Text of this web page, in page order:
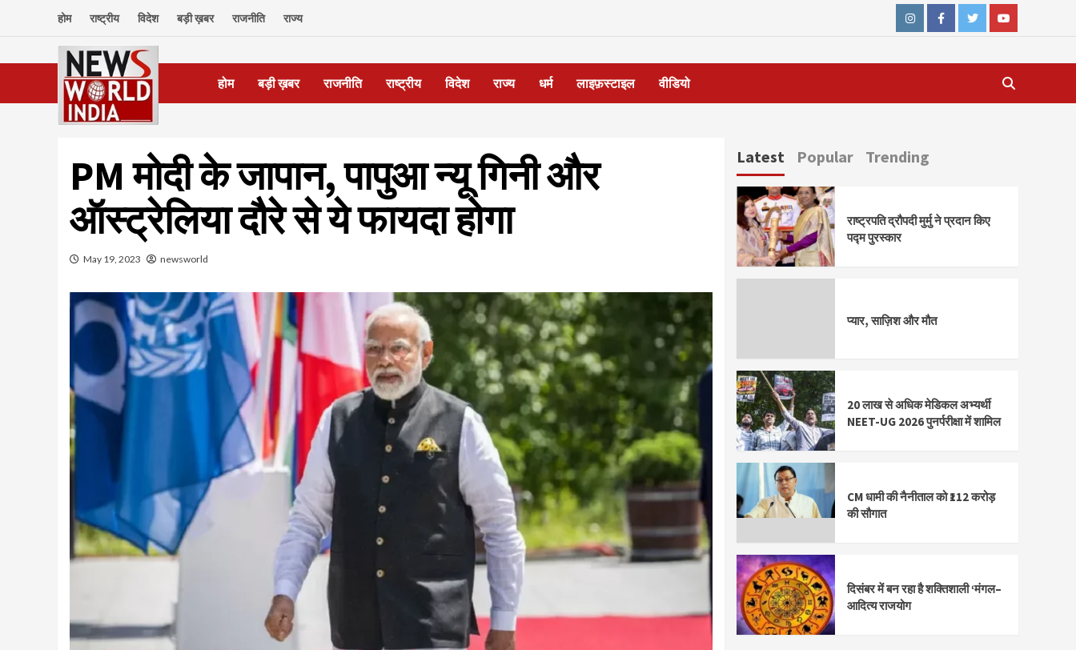
होम राष्ट्रीय विदेश बड़ी ख़बर राजनीति राज्य
InstagramFacebookTwitterYoutube
होम बड़ी ख़बर राजनीति राष्ट्रीय विदेश राज्य धर्म लाइफ़स्टाइल वीडियो
PM मोदी के जापान, पापुआ न्यू गिनी और
ऑस्ट्रेलिया दौरे से ये फायदा होगा
May 19, 2023 newsworld
Latest Popular Trending
राष्ट्रपति द्रौपदी मुर्मु ने प्रदान किए
पद्म पुरस्कार
प्यार, साज़िश और मौत
20 लाख से अधिक मेडिकल अभ्यर्थी
NEET-UG 2026 पुनर्परीक्षा में शामिल
CM धामी की नैनीताल को ₹112 करोड़
की सौगात
दिसंबर में बन रहा है शक्तिशाली ‘मंगल–
आदित्य राजयोग